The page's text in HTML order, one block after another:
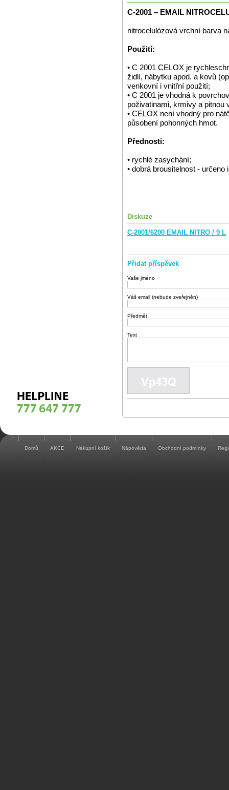
C-2001 – EMAIL
nitrocelulózová vrchní barva
Použití:
• C 2001 CELOX je
židlí, nábytku apod. a kovů
venkovní i vnitřní použití;
• C 2001 je vhodná k
poživatinami, krmivy a pitnou
• CELOX není vhodný pro
působení pohonných hmot.
Přednosti:
• rychlé zasychání;
• dobrá brousitelnost - určeno
Diskuze
C-2001/6200 EMAIL NITRO / 9 L
Přidat příspěvek
Vaše jméno
Váš email (nebude zveřejněn)
Předmět
Text
Domů AKCE Nákupní košík Nápověda Obchodní podmínky